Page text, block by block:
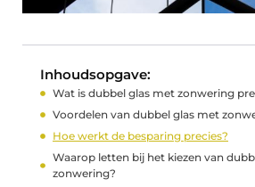
Inhoudsopgave:
Wat is dubbel glas met zonwering
Voordelen van dubbel glas met
Hoe werkt de besparing precies?
Waarop letten bij het kiezen van
zonwering?